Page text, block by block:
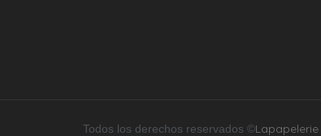
Todos los derechos reservados ©Lapapelerie